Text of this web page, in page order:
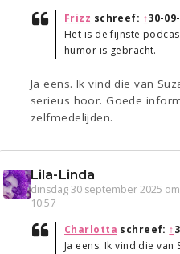
Frizz schreef: ↑30-
Het is de fijnste
humor is gebracht.
Ja eens. Ik vind die van
serieus hoor. Goede
zelfmedelijden.
Lila-Linda
dinsdag 30 september 2025 om
10:57
Charlotta schreef: ↑
Ja eens. Ik vind die van